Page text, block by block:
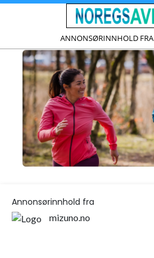
ANNONSØRINNHOLD FRA
Annonsørinnhold fra
mizuno.no